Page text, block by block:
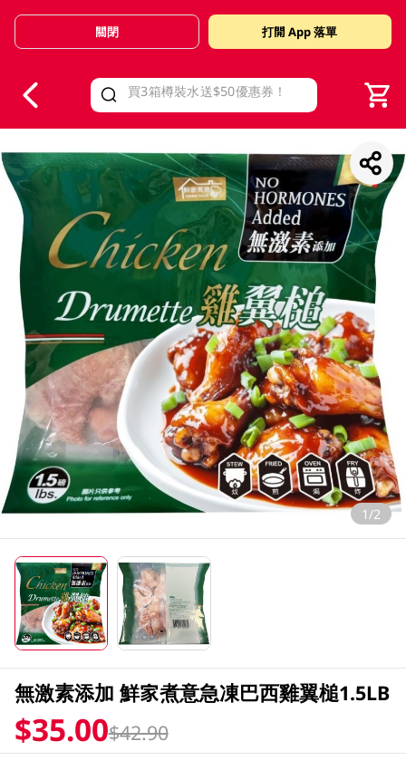
Valid Until 30 June 2026
關閉 打開 App 落單
1/2
無激素添加 鮮家煮意急凍巴西雞翼槌1.5LB
$35.00$42.90